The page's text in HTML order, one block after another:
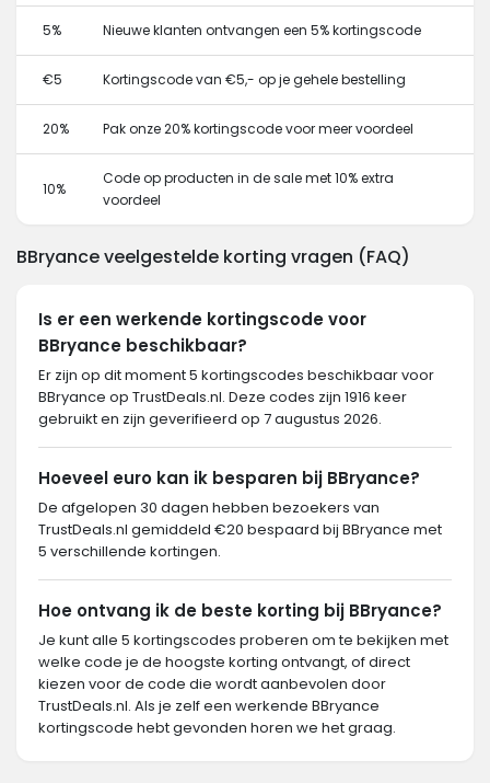
5% Nieuwe klanten ontvangen een 5% kortingscode
€5 Kortingscode van €5,- op je gehele bestelling
20% Pak onze 20% kortingscode voor meer voordeel
10%
Code op producten in de sale met 10% extra
voordeel
BBryance veelgestelde korting vragen (FAQ)
Is er een werkende kortingscode voor
BBryance beschikbaar?
Er zijn op dit moment 5 kortingscodes beschikbaar voor
BBryance op TrustDeals.nl. Deze codes zijn 1916 keer
gebruikt en zijn geverifieerd op 7 augustus 2026.
Hoeveel euro kan ik besparen bij BBryance?
De afgelopen 30 dagen hebben bezoekers van
TrustDeals.nl gemiddeld €20 bespaard bij BBryance met
5 verschillende kortingen.
Hoe ontvang ik de beste korting bij BBryance?
Je kunt alle 5 kortingscodes proberen om te bekijken met
welke code je de hoogste korting ontvangt, of direct
kiezen voor de code die wordt aanbevolen door
TrustDeals.nl. Als je zelf een werkende BBryance
kortingscode hebt gevonden horen we het graag.